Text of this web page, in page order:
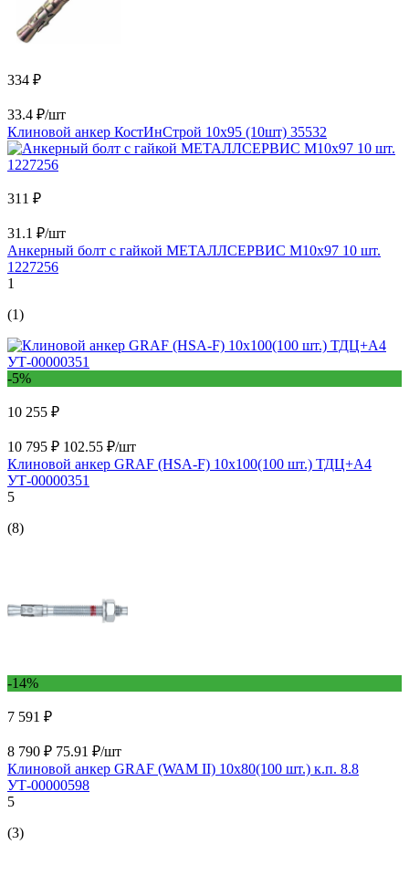
334 ₽
33.4 ₽/шт
Клиновой анкер КостИнСтрой 10x95 (10шт) 35532
311 ₽
31.1 ₽/шт
Анкерный болт с гайкой МЕТАЛЛСЕРВИС М10x97 10 шт.
1227256
1
(1)
-5%
10 255 ₽
10 795 ₽ 102.55 ₽/шт
Клиновой анкер GRAF (HSA-F) 10x100(100 шт.) ТДЦ+А4
УТ-00000351
5
(8)
-14%
7 591 ₽
8 790 ₽ 75.91 ₽/шт
Клиновой анкер GRAF (WAM II) 10x80(100 шт.) к.п. 8.8
УТ-00000598
5
(3)